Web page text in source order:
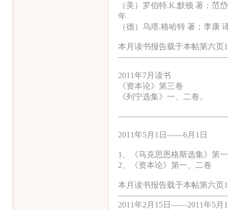
（美）罗伯特.K.默顿 著；范
年
（德）乌塔.格哈特 著；李康
本月读书报告载于本帖第六页
2011年7月读书
《资本论》第三卷
《列宁选集》一、二卷。
2011年5月1日——6月1日
1、《马克思恩格斯选集》第
2、《资本论》第一、二卷
本月读书报告载于本帖第六页
2011年2月15日——2011年5月